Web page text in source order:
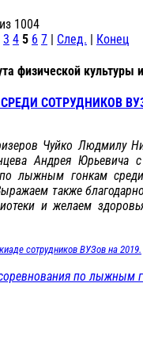
1004
3 4 5 6 7 | След. | Конец
физической культуры
СОТРУДНИКОВ
Чуйко Людмилу
Андрея Юрьевича
лыжным гонкам
также
и желаем
сотрудников ВУЗов на 2019.
по лыжным